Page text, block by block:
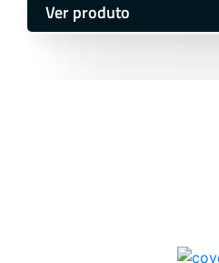
Ver produto